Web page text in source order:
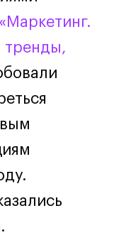
«Маркетинг.
тренды,